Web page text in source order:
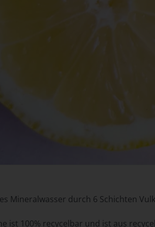
Mineralwasser durch 6 Schichten
ist 100% recycelbar und ist aus